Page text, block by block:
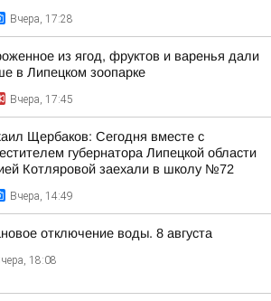
Вчера, 17:28
из ягод, фруктов и варенья дали
в Липецком зоопарке
Вчера, 17:45
Щербаков: Сегодня вместе с
губернатора Липецкой области
Котляровой заехали в школу №72
Вчера, 14:49
отключение воды. 8 августа
18:08